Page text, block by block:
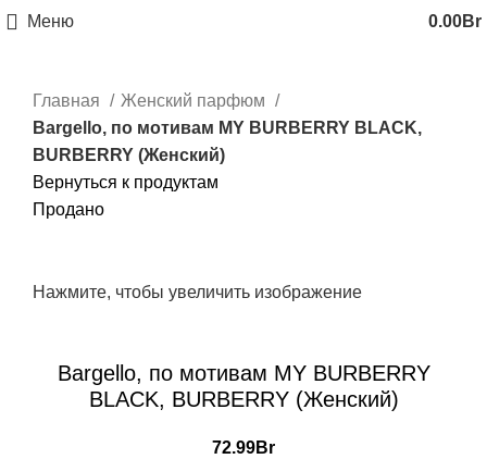
Меню 0.00Br
Главная
Женский парфюм
Bargello, по мотивам MY BURBERRY BLACK,
BURBERRY (Женский)
Вернуться к продуктам
Продано
Нажмите, чтобы увеличить изображение
Bargello, по мотивам MY BURBERRY
BLACK, BURBERRY (Женский)
72.99Br